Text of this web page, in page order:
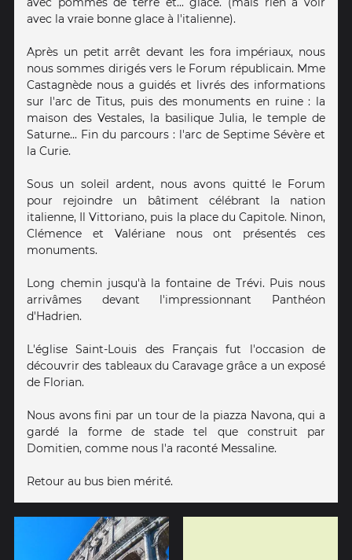
avec la vraie bonne glace à l'italienne).
Après un petit arrêt devant les fora impériaux, nous
nous sommes dirigés vers le Forum républicain. Mme
Castagnède nous a guidés et livrés des informations
sur l'arc de Titus, puis des monuments en ruine : la
maison des Vestales, la basilique Julia, le temple de
Saturne... Fin du parcours : l'arc de Septime Sévère et
la Curie.
Sous un soleil ardent, nous avons quitté le Forum
pour rejoindre un bâtiment célébrant la nation
italienne, Il Vittoriano, puis la place du Capitole. Ninon,
Clémence et Valériane nous ont présentés ces
monuments.
Long chemin jusqu'à la fontaine de Trévi. Puis nous
arrivâmes devant l'impressionnant Panthéon
d'Hadrien.
L'église Saint-Louis des Français fut l'occasion de
découvrir des tableaux du Caravage grâce a un exposé
de Florian.
Nous avons fini par un tour de la piazza Navona, qui a
gardé la forme de stade tel que construit par
Domitien, comme nous l'a raconté Messaline.
Retour au bus bien mérité.